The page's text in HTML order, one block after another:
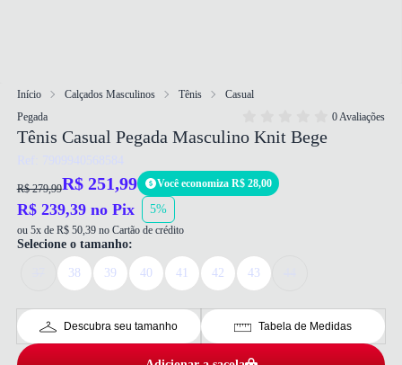
Início Calçados Masculinos Tênis
Casual
Pegada
0 Avaliações
Tênis Casual Pegada Masculino Knit Bege
Ref: 7909940568584
R$ 279,99R$ 251,99 Você economiza R$ 28,00
R$ 239,39 no Pix 5%
ou 5x de R$ 50,39 no Cartão de crédito
Selecione o tamanho:
38 39 40 41 42 43
Descubra seu tamanho Tabela de Medidas